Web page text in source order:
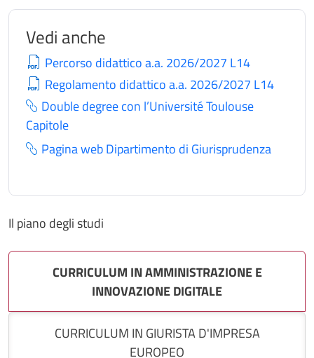
Vedi anche
Percorso didattico a.a. 2026/2027 L14
Regolamento didattico a.a. 2026/2027 L14
Double degree con l’Université Toulouse
Capitole
Pagina web Dipartimento di Giurisprudenza
Il piano degli studi
CURRICULUM IN AMMINISTRAZIONE E
INNOVAZIONE DIGITALE
CURRICULUM IN GIURISTA D'IMPRESA
EUROPEO